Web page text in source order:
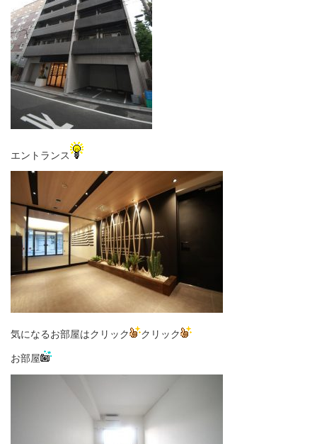
エントランス
気になるお部屋はクリック クリック
お部屋